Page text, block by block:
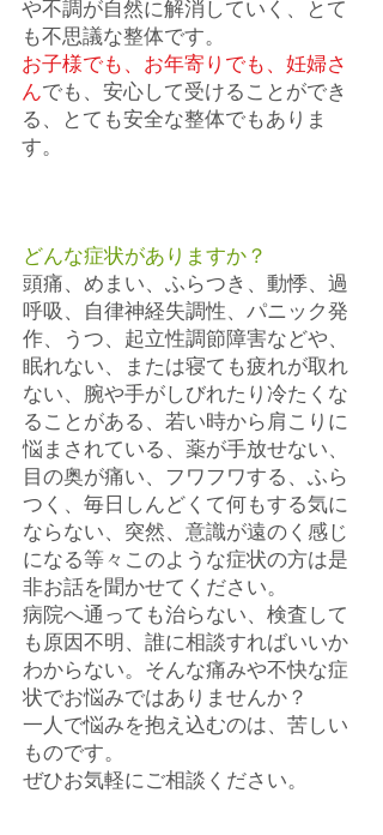
や不調が自然に解消していく、とて
も不思議な整体です。
お子様でも、お年寄りでも、妊婦さ
んでも、安心して受けることができ
る、とても安全な整体でもありま
す。
どんな症状がありますか？
頭痛​、めまい、ふらつき、動悸、過
呼吸、自律神経失調性、パニック発
作、うつ、起立性調節障害などや、
眠れない、または寝ても疲れが取れ
ない、腕や手がしびれたり冷たくな
ることがある、若い時から肩こりに
悩まされている、薬が手放せない、
目の奥が痛い、フワフワする、ふら
つく、毎日しんどくて何もする気に
ならない、突然、意識が遠のく感じ
になる等々このような症状の方は是
非お話を聞かせてください。
病院へ通っても治らない、検査して
も原因不明、誰に相談すればいいか
わからない。そんな痛みや不快な症
状でお悩みではありませんか？
一人で悩みを抱え込むのは、苦しい
ものです。
ぜひお気軽にご相談ください。